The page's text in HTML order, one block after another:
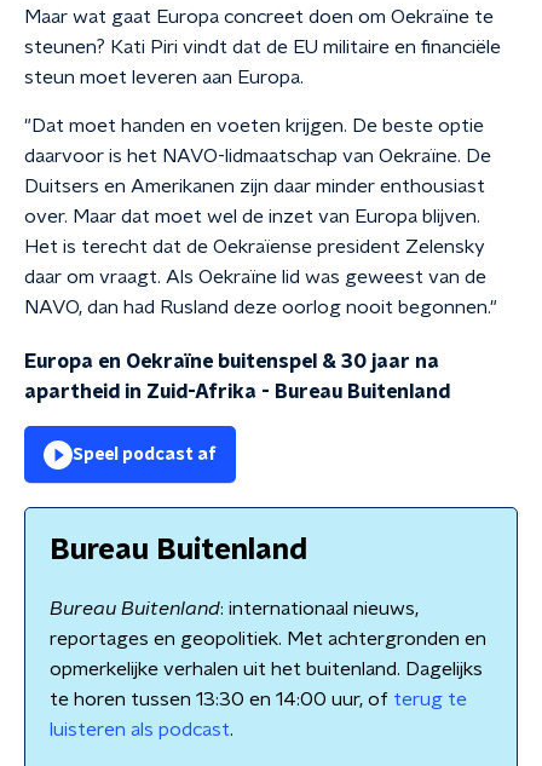
Maar wat gaat Europa concreet doen om Oekraïne te
steunen? Kati Piri vindt dat de EU militaire en financiële
steun moet leveren aan Europa.
"Dat moet handen en voeten krijgen. De beste optie
daarvoor is het NAVO-lidmaatschap van Oekraïne. De
Duitsers en Amerikanen zijn daar minder enthousiast
over. Maar dat moet wel de inzet van Europa blijven.
Het is terecht dat de Oekraïense president Zelensky
daar om vraagt. Als Oekraïne lid was geweest van de
NAVO, dan had Rusland deze oorlog nooit begonnen."
Europa en Oekraïne buitenspel & 30 jaar na
apartheid in Zuid-Afrika - Bureau Buitenland
Speel podcast af
Bureau Buitenland
Bureau Buitenland: internationaal nieuws,
reportages en geopolitiek. Met achtergronden en
opmerkelijke verhalen uit het buitenland. Dagelijks
te horen tussen 13:30 en 14:00 uur, of terug te
luisteren als podcast.